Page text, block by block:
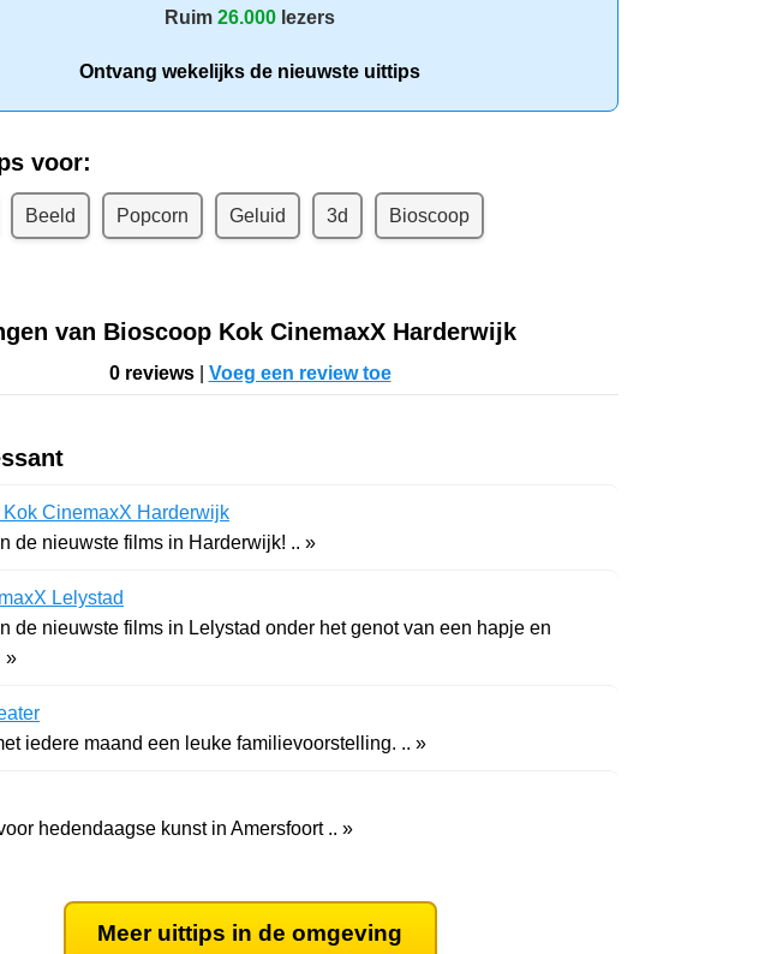
Ruim 26.000 lezers
Ontvang wekelijks de nieuwste uittips
voor:
Beeld Popcorn Geluid 3d Bioscoop
van Bioscoop Kok CinemaxX Harderwijk
0 reviews| Voeg een review toe
Kok CinemaxX Harderwijk
de nieuwste films in Harderwijk! .. »
Lelystad
de nieuwste films in Lelystad onder het genot van een hapje en
»
Theater met iedere maand een leuke familievoorstelling. .. »
hedendaagse kunst in Amersfoort .. »
Meer uittips in de omgeving